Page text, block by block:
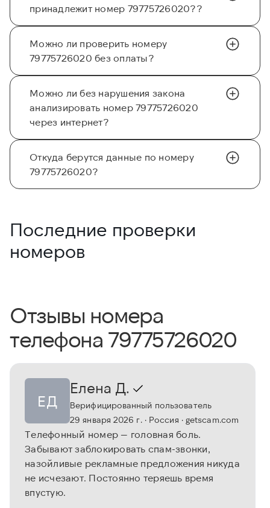
принадлежит номер 79775726020??
Можно ли проверить номеру
79775726020 без оплаты?
Можно ли без нарушения закона
анализировать номер 79775726020
через интернет?
Откуда берутся данные по номеру
79775726020?
Последние проверки
номеров
Отзывы номера
телефона 79775726020
ЕД
Елена Д.
Верифицированный пользователь
29 января 2026 г.· Россия · getscam.com
Телефонный номер — головная боль.
Забывают заблокировать спам-звонки,
назойливые рекламные предложения никуда
не исчезают. Постоянно теряешь время
впустую.